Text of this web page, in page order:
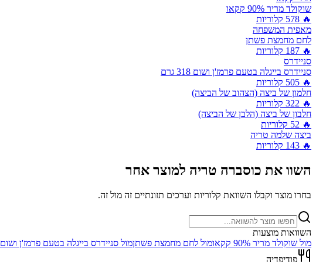
שוקולד מריר 90% קקאו
🔥
578 קלוריות
מאפית המשפחה
לחם מחמצת פשתן
🔥
187 קלוריות
סניידרס
סניידרס בייגלה בטעם פרמז'ן ושום 318 גרם
🔥
505 קלוריות
חלמון של ביצה (הצהוב של הביצה)
🔥
322 קלוריות
חלבון של ביצה (הלבן של הביצה)
🔥
52 קלוריות
ביצה שלמה טריה
🔥
143 קלוריות
השוו את כוסברה טריה למוצר אחר
בחרו מוצר וקבלו השוואת קלוריות וערכים תזונתיים זה מול זה.
השוואות מוצעות
מול שוקולד מריר 90% קקאו מול לחם מחמצת פשתןמול סניידרס בייגלה בטעם פרמז'ן ושום 318 גרם
פודיפדיה